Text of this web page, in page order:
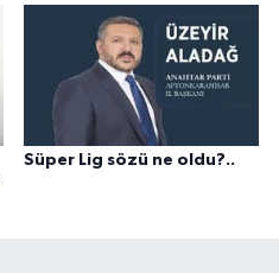
Süper Lig sözü ne oldu?..